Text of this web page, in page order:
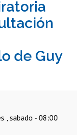
de Guy
, sabado - 08:00